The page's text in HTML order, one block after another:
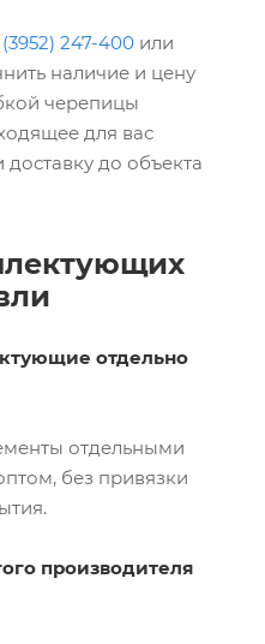
(3952) 247-400 или
наличие и цену
черепицы
для вас
до объекта
отдельно
отдельными
без привязки
производителя